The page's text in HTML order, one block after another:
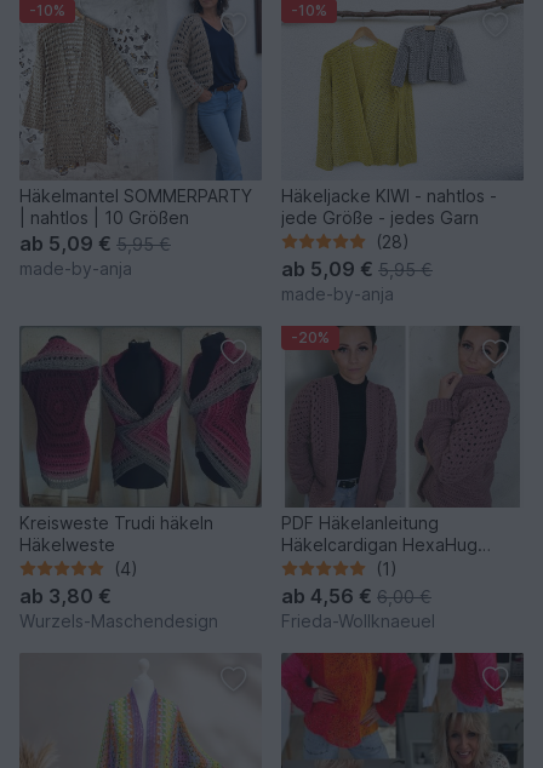
-10%
Häkelmantel SOMMERPARTY
| nahtlos | 10 Größen
ab 5,09 € 5,95 €
made-by-anja
-10%
Häkeljacke KIWI - nahtlos -
jede Größe - jedes Garn
(28)
ab 5,09 € 5,95 €
made-by-anja
Kreisweste Trudi häkeln
Häkelweste
(4)
ab 3,80 €
Wurzels-Maschendesign
-20%
PDF Häkelanleitung
Häkelcardigan HexaHug
Hexagonjacke
(1)
ab 4,56 € 6,00 €
Frieda-Wollknaeuel